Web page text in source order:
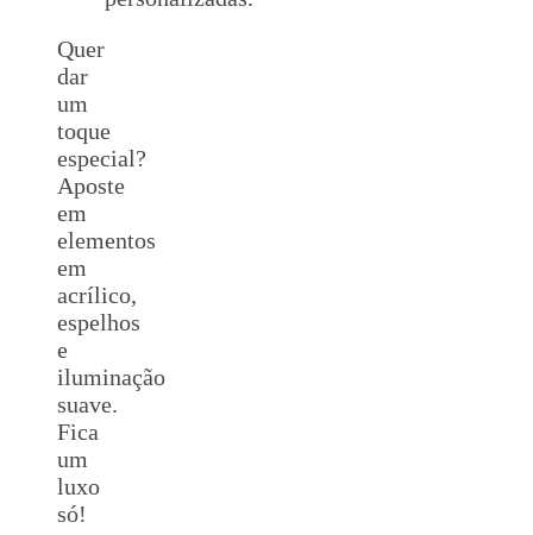
Quer
dar
um
toque
especial?
Aposte
em
elementos
em
acrílico,
espelhos
e
iluminação
suave.
Fica
um
luxo
só!